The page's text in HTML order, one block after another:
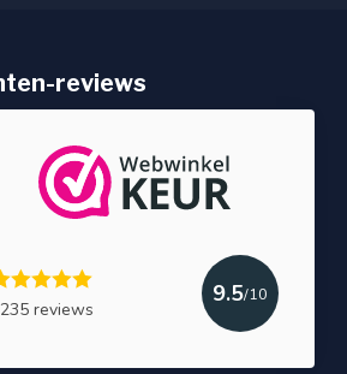
reviews
reviews
9.5/10